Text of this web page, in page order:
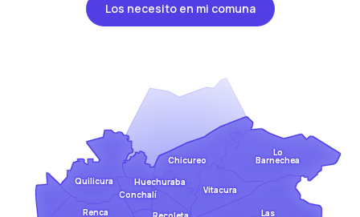
Los necesito en mi comuna
Chicureo
Renca
Quilicura
Conchalí
Las
Vitacura
Lo
Barnechea
Huechuraba